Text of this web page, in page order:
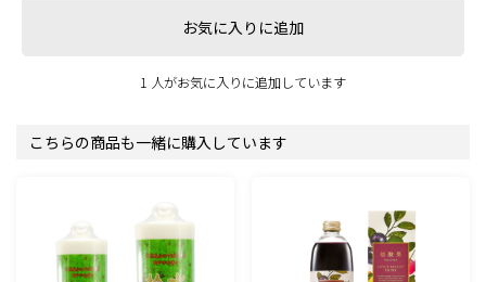
お気に入りに追加
1 人がお気に入りに追加しています
こちらの商品も一緒に購入しています